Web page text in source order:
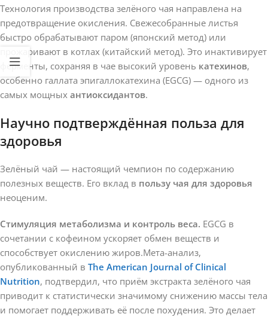
Технология производства зелёного чая направлена на
предотвращение окисления. Свежесобранные листья
быстро обрабатывают паром (японский метод) или
прожаривают в котлах (китайский метод). Это инактивирует
ферменты, сохраняя в чае высокий уровень катехинов,
особенно галлата эпигаллокатехина (EGCG) — одного из
самых мощных антиоксидантов.
Научно подтверждённая польза для
здоровья
Зелёный чай — настоящий чемпион по содержанию
полезных веществ. Его вклад в пользу чая для здоровья
неоценим.
Стимуляция метаболизма и контроль веса. EGCG в
сочетании с кофеином ускоряет обмен веществ и
способствует окислению жиров.Мета-анализ,
опубликованный в The American Journal of Clinical
Nutrition, подтвердил, что приём экстракта зелёного чая
приводит к статистически значимому снижению массы тела
и помогает поддерживать её после похудения. Это делает